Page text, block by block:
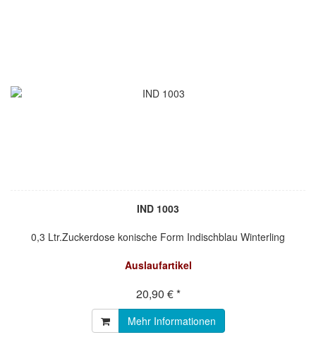
IND 1003
0,3 Ltr.Zuckerdose konische Form Indischblau Winterling
Auslaufartikel
20,90 € *
Mehr Informationen